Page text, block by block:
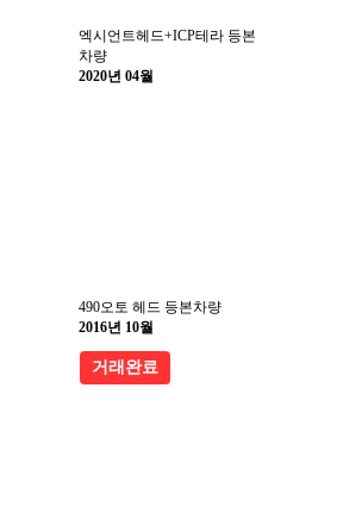
엑시언트헤드+ICP테라 등본
차량
2020년 04월
490오토 헤드 등본차량
2016년 10월
거래완료